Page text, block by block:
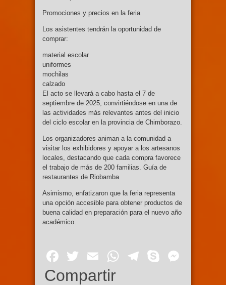
Promociones y precios en la feria
Los asistentes tendrán la oportunidad de
comprar:
material escolar
uniformes
mochilas
calzado
El acto se llevará a cabo hasta el 7 de
septiembre de 2025, convirtiéndose en una de
las actividades más relevantes antes del inicio
del ciclo escolar en la provincia de Chimborazo.
Los organizadores animan a la comunidad a
visitar los exhibidores y apoyar a los artesanos
locales, destacando que cada compra favorece
el trabajo de más de 200 familias. Guía de
restaurantes de Riobamba
Asimismo, enfatizaron que la feria representa
una opción accesible para obtener productos de
buena calidad en preparación para el nuevo año
académico.
Facebook
Twitter
EmailWhatsApp
Telegram
Skype
Compartir